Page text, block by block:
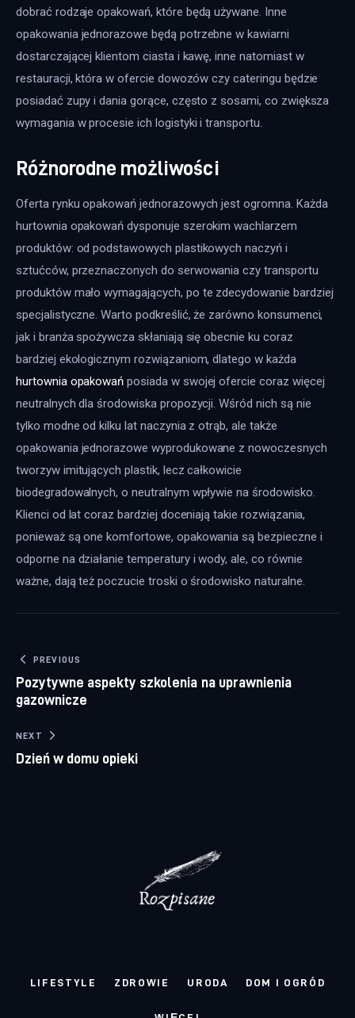
dobrać rodzaje opakowań, które będą używane. Inne
opakowania jednorazowe będą potrzebne w kawiarni
dostarczającej klientom ciasta i kawę, inne natomiast w
restauracji, która w ofercie dowozów czy cateringu będzie
posiadać zupy i dania gorące, często z sosami, co zwiększa
wymagania w procesie ich logistyki i transportu.
Różnorodne możliwości
Oferta rynku opakowań jednorazowych jest ogromna. Każda
hurtownia opakowań dysponuje szerokim wachlarzem
produktów: od podstawowych plastikowych naczyń i
sztućców, przeznaczonych do serwowania czy transportu
produktów mało wymagających, po te zdecydowanie bardziej
specjalistyczne. Warto podkreślić, że zarówno konsumenci,
jak i branża spożywcza skłaniają się obecnie ku coraz
bardziej ekologicznym rozwiązaniom, dlatego w każda
hurtownia opakowań posiada w swojej ofercie coraz więcej
neutralnych dla środowiska propozycji. Wśród nich są nie
tylko modne od kilku lat naczynia z otrąb, ale także
opakowania jednorazowe wyprodukowane z nowoczesnych
tworzyw imitujących plastik, lecz całkowicie
biodegradowalnych, o neutralnym wpływie na środowisko.
Klienci od lat coraz bardziej doceniają takie rozwiązania,
ponieważ są one komfortowe, opakowania są bezpieczne i
odporne na działanie temperatury i wody, ale, co równie
ważne, dają też poczucie troski o środowisko naturalne.
Nawigacja wpisu
PREVIOUS
Pozytywne aspekty szkolenia na uprawnienia
gazownicze
NEXT
Dzień w domu opieki
LIFESTYLE ZDROWIE URODA DOM I OGRÓD